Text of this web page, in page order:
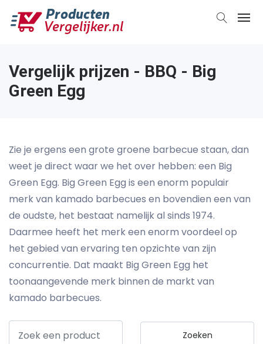
Vergelijk prijzen - BBQ - Big
Green Egg
Zie je ergens een grote groene barbecue staan, dan
weet je direct waar we het over hebben: een Big
Green Egg. Big Green Egg is een enorm populair
merk van kamado barbecues en bovendien een van
de oudste, het bestaat namelijk al sinds 1974.
Daarmee heeft het merk een enorm voordeel op
het gebied van ervaring ten opzichte van zijn
concurrentie. Dat maakt Big Green Egg het
toonaangevende merk binnen de markt van
kamado barbecues.